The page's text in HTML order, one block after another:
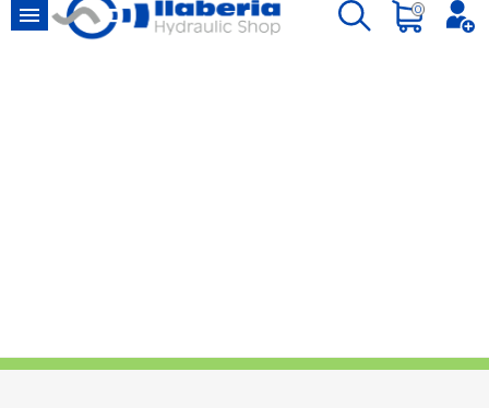
 0